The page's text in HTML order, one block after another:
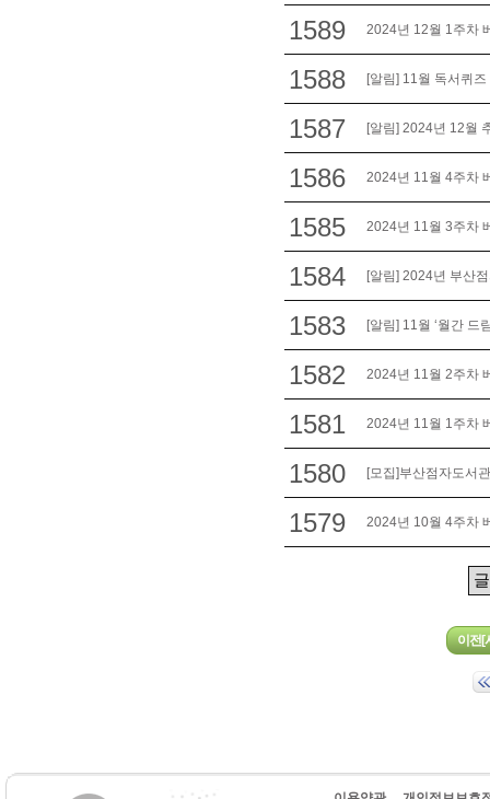
1589 2024년 12월 1주차
1588 [알림] 11월 독서퀴
1587 [알림] 2024년 12월
1586 2024년 11월 4주차
1585 2024년 11월 3주차
1584 [알림] 2024년 부산
1583 [알림] 11월 ‘월간 드
1582 2024년 11월 2주차
1581 2024년 11월 1주차
1580 [모집]부산점자도서
1579 2024년 10월 4주차